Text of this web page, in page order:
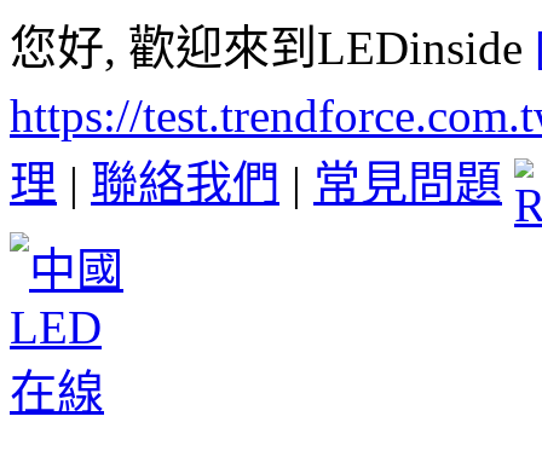
您好, 歡迎來到LEDinside
https://
理 | 聯絡我們 | 常見問題